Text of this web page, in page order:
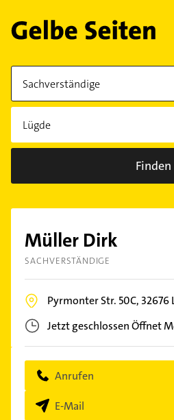
Finden
Müller Dirk
SACHVERSTÄNDIGE
Pyrmonter Str. 50C, 32676
Jetzt geschlossenÖffnet
Anrufen
E-Mail